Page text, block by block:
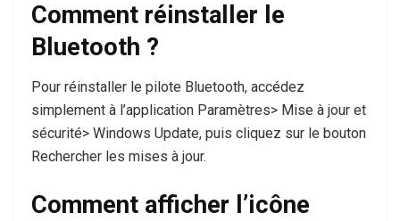
Comment réinstaller le
Bluetooth ?
Pour réinstaller le pilote Bluetooth, accédez
simplement à l’application Paramètres> Mise à jour et
sécurité> Windows Update, puis cliquez sur le bouton
Rechercher les mises à jour.
Comment afficher l’icône